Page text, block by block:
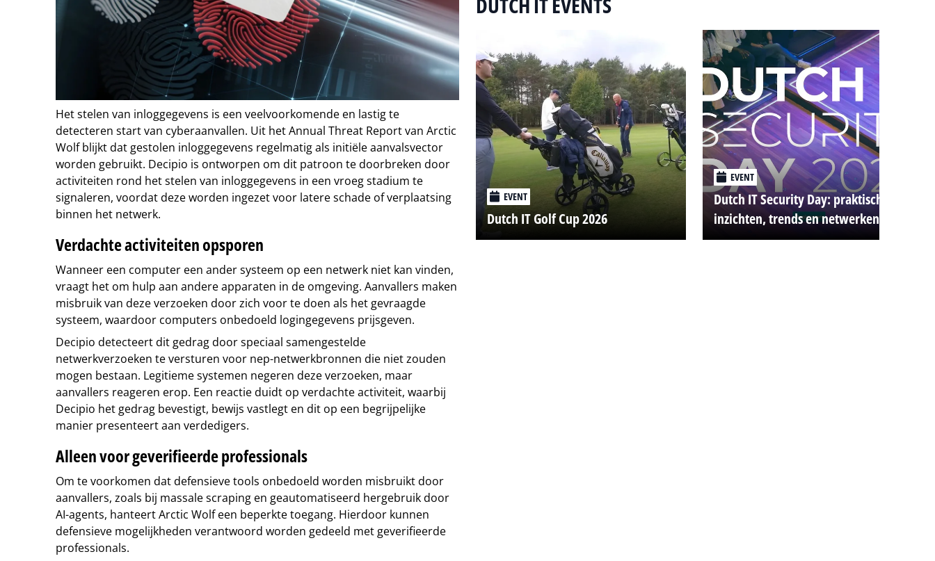
Het stelen van inloggegevens is een veelvoorkomende en lastig te
detecteren start van cyberaanvallen. Uit het Annual Threat Report van Arctic
Wolf blijkt dat gestolen inloggegevens regelmatig als initiële aanvalsvector
worden gebruikt. Decipio is ontworpen om dit patroon te doorbreken door
activiteiten rond het stelen van inloggegevens in een vroeg stadium te
signaleren, voordat deze worden ingezet voor latere schade of verplaatsing
binnen het netwerk.
Verdachte activiteiten opsporen
Wanneer een computer een ander systeem op een netwerk niet kan vinden,
vraagt het om hulp aan andere apparaten in de omgeving. Aanvallers maken
misbruik van deze verzoeken door zich voor te doen als het gevraagde
systeem, waardoor computers onbedoeld logingegevens prijsgeven.
Decipio detecteert dit gedrag door speciaal samengestelde
netwerkverzoeken te versturen voor nep-netwerkbronnen die niet zouden
mogen bestaan. Legitieme systemen negeren deze verzoeken, maar
aanvallers reageren erop. Een reactie duidt op verdachte activiteit, waarbij
Decipio het gedrag bevestigt, bewijs vastlegt en dit op een begrijpelijke
manier presenteert aan verdedigers.
Alleen voor geverifieerde professionals
Om te voorkomen dat defensieve tools onbedoeld worden misbruikt door
aanvallers, zoals bij massale scraping en geautomatiseerd hergebruik door
AI-agents, hanteert Arctic Wolf een beperkte toegang. Hierdoor kunnen
defensieve mogelijkheden verantwoord worden gedeeld met geverifieerde
professionals.
EVENT
Dutch IT Golf Cup 2026
EVENT
Dutch IT Security Day: praktische
inzichten, trends en netwerken